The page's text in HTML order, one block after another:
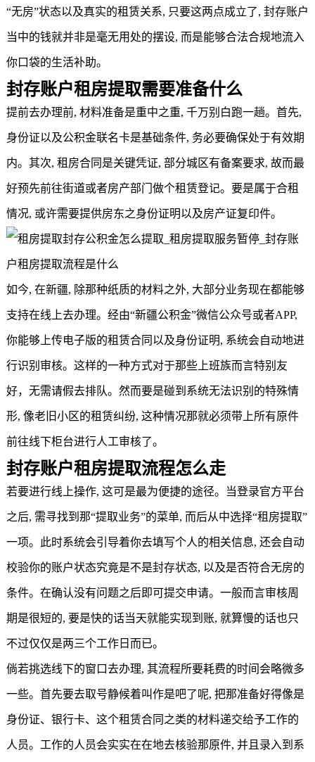
“无房”状态以及真实的租赁关系, 只要这两点成立了, 封存账户
当中的钱就并非是毫无用处的摆设, 而是能够合法合规地流入
你口袋的生活补助。
封存账户租房提取需要准备什么
提前去办理前, 材料准备是重中之重, 千万别白跑一趟。首先,
身份证以及公积金联名卡是基础条件, 务必要确保处于有效期
内。其次, 租房合同是关键凭证, 部分城区有备案要求, 故而最
好预先前往街道或者房产部门做个租赁登记。要是属于合租
情况, 或许需要提供房东之身份证明以及房产证复印件。
如今, 在新疆, 除那种纸质的材料之外, 大部分业务现在都能够
支持在线上去办理。经由“新疆公积金”微信公众号或者APP,
你能够上传电子版的租赁合同以及身份证明, 系统会自动地进
行识别审核。这样的一种方式对于那些上班族而言特别友
好，无需请假去排队。然而要是碰到系统无法识别的特殊情
形, 像老旧小区的租赁纠纷, 这种情况那就必须带上所有原件
前往线下柜台进行人工审核了。
封存账户租房提取流程怎么走
若要进行线上操作, 这可是最为便捷的途径。当登录官方平台
之后, 需寻找到那“提取业务”的菜单, 而后从中选择“租房提取”
一项。此时系统会引导着你去填写个人的相关信息, 还会自动
校验你的账户状态究竟是不是封存状态, 以及是否符合无房的
条件。在确认没有问题之后即可提交申请。一般而言审核周
期是很短的, 要是快的话当天就能实现到账, 就算慢的话也只
不过仅仅是两三个工作日而已。
倘若挑选线下的窗口去办理, 其流程所要耗费的时间会略微多
一些。首先要去取号静候着叫作是吧了呢, 把那准备好得像是
身份证、银行卡、这个租赁合同之类的材料递交给予工作的
人员。工作的人员会实实在在地去核验那原件, 并且录入到系